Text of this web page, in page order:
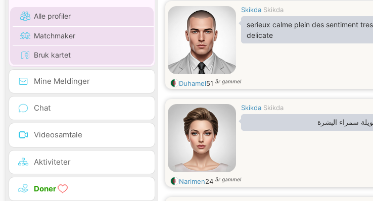
Alle profiler
Matchmaker
Bruk kartet
Mine Meldinger
Chat
Videosamtale
Aktiviteter
Doner
Skikda Skikda
serieux calme plein des sentiment tres
delicate
Duhamel51 år gammel
Skikda Skikda
سمراء البشرة
Narimen24 år gammel